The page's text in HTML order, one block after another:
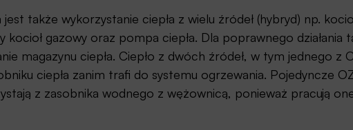
także wykorzystanie ciepła z wielu źródeł (hybryd) np.
kocioł gazowy oraz pompa ciepła. Dla poprawnego działania
magazynu ciepła. Ciepło z dwóch źródeł, w tym jednego z
ciepła zanim trafi do systemu ogrzewania. Pojedyncze
z zasobnika wodnego z wężownicą, ponieważ pracują